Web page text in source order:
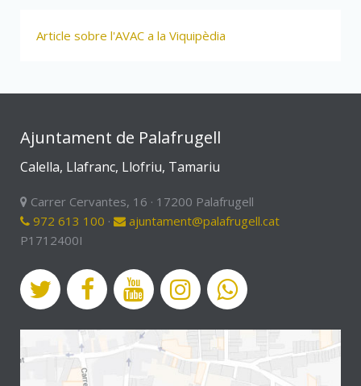
Article sobre l'AVAC a la Viquipèdia
Ajuntament de Palafrugell
Calella, Llafranc, Llofriu, Tamariu
Carrer Cervantes, 16 · 17200 Palafrugell
972 613 100 ·
ajuntament@palafrugell.cat
P1712400I